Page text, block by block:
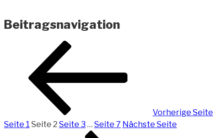
Beitragsnavigation
Vorherige Seite
Seite 1 Seite 2 Seite 3 … Seite 7 Nächste Seite